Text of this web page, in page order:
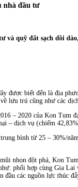
nhà đầu tư
quỹ đất sạch dồi
được biết đến là địa
lưu trú cũng như các
– 2020 của Kon
– dịch vụ (chiếm
bình từ 25 – 30%/
nhọn đột phá, Kon
phối hợp cùng Gia
các nguồn lực thúc